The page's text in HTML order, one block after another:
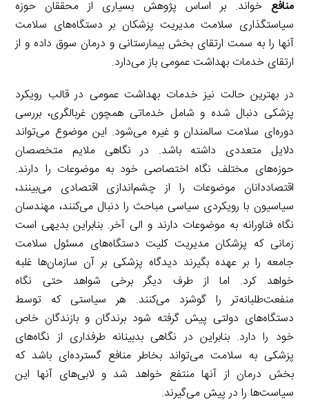
منافع خواند. بر اساس پژوهش بسیاری از محققان حوزه
سیاستگذاری سلامت مدیریت پزشکان بر دستگاه‌های سلامت
آنها را به سمت ارتقای بخش بیمارستانی و درمان سوق داده و از
ارتقای خدمات بهداشت عمومی باز می‌دارد.
در بهترین حالت نیز خدمات بهداشت عمومی در قالب رویکرد
پزشکی دنبال شده و شامل خدماتی همچون غربالگری، بررسی
دوره‌ای سلامت سالمندان و غیره می‌شود. این موضوع می‌تواند
دلایل متعددی داشته باشد. در نگاهی ملایم متخصصان
حوزه‌های مختلف نگاه اختصاصی خود به موضوعات را دارند.
اقتصاددانان موضوعات را از چشم‌اندازی اقتصادی می‌بینند،
سیاسیون با رویکردی سیاسی مباحث را دنبال می‌کنند، مهندسان
نگاه فناورانه به موضوعات دارند و الی آخر. بنابراین بدیهی است
زمانی که پزشکان مدیریت کلیت دستگاه‌های مسئول سلامت
جامعه را بر عهده بگیرند دیدگاه پزشکی بر آن سازمان‌ها غلبه
خواهد کرد. اما از طرف دیگر برخی شواهد حتی نگاه
منفعت‌طلبانه‌تر را گوشزد می‌کنند. هر سیاستی که توسط
دستگاه‌های دولتی پیش گرفته شود برندگان و بازندگان خاص
خود را دارد. بنابراین در نگاهی بدبینانه طرفداری از نگاه‌های
پزشکی به سلامت می‌تواند بخاطر منافع گسترده‌ای باشد که
بخش درمان از آنها منتفع خواهد شد و لابی‌های آنها این
سیاست‌ها را در پیش می‌گیرند.